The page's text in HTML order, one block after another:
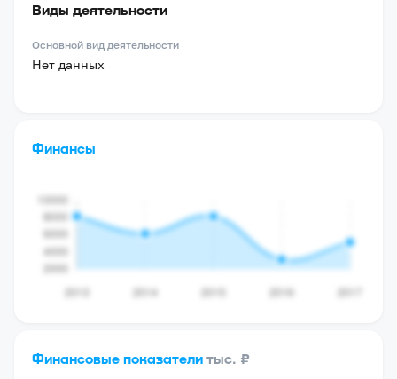
Виды деятельности
Основной вид деятельности
Нет данных
Финансы
Финансовые показатели тыс. ₽